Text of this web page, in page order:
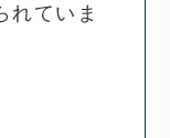
れていま